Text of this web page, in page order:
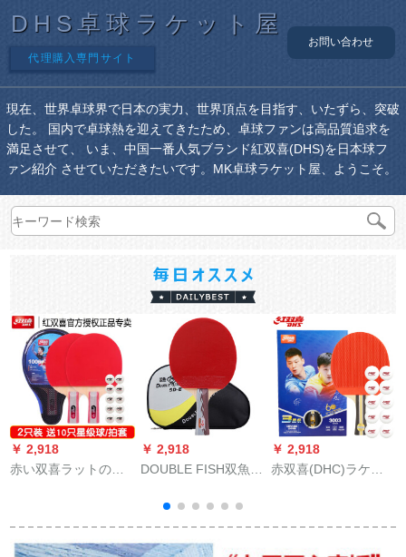
DHS卓球ラケット屋
代理購入専門サイト
お問い合わせ
現在、世界卓球界で日本の実力、世界頂点を目指す、いたずら、突破
した。 国内で卓球熱を迎えてきたため、卓球ファンは高品質追求を
満足させて、 いま、中国一番人気ブランド紅双喜(DHS)を日本球フ
ァン紹介 させていただきたいです。MK卓球ラケット屋、ようこそ。
￥ 2,918
赤い双喜ラットのツ
て、一つの星の卓球
の完成品にしておい
￥ 2,918
DOUBLE FISH双魚5
スピドシ－ザウプ形
直板2冊（2つのボブ
を送る）
￥ 2,918
赤双喜(DHC)ラケト
卓球ボアをプロシュ